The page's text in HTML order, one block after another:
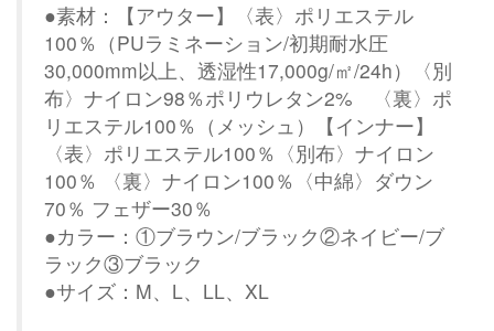
●素材：【アウター】〈表〉ポリエステル
100％（PUラミネーション/初期耐水圧
30,000mm以上、透湿性17,000g/㎡/24h）〈別
布〉ナイロン98％ポリウレタン2% 〈裏〉ポ
リエステル100％（メッシュ）【インナー】
〈表〉ポリエステル100％〈別布〉ナイロン
100％ 〈裏〉ナイロン100％〈中綿〉ダウン
70％ フェザー30％
●カラー：①ブラウン/ブラック②ネイビー/ブ
ラック③ブラック
●サイズ：M、L、LL、XL